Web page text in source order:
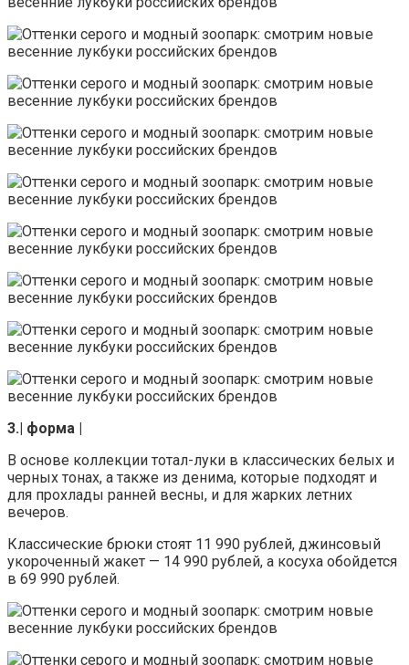
3.| форма |
В основе коллекции тотал-луки в классических белых и
черных тонах, а также из денима, которые подходят и
для прохлады ранней весны, и для жарких летних
вечеров.
Классические брюки стоят 11 990 рублей, джинсовый
укороченный жакет — 14 990 рублей, а косуха обойдется
в 69 990 рублей.